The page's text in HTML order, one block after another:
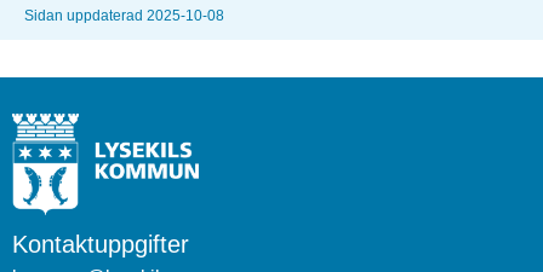
Sidan uppdaterad 2025-10-08
Kontaktuppgifter